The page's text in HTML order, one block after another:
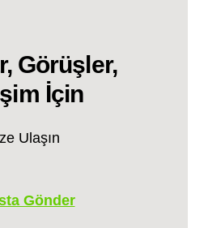
Görüşler,
İçin
Ulaşın
Gönder